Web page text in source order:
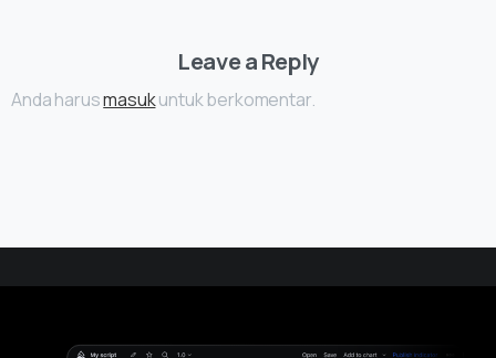
Leave a Reply
Anda harusmasukuntuk berkomentar.